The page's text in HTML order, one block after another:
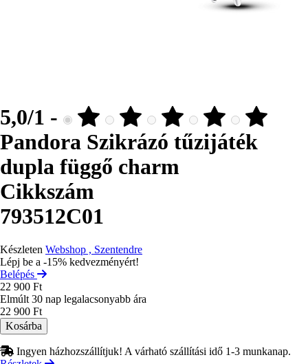
5,0/1 -
Pandora Szikrázó tűzijáték
dupla függő charm
Cikkszám
793512C01
Készleten Webshop , Szentendre
Lépj be a -15% kedvezményért!
Belépés
22 900 Ft
Elmúlt 30 nap legalacsonyabb ára
22 900 Ft
Ingyen házhozszállítjuk! A várható szállítási idő 1-3 munkanap.